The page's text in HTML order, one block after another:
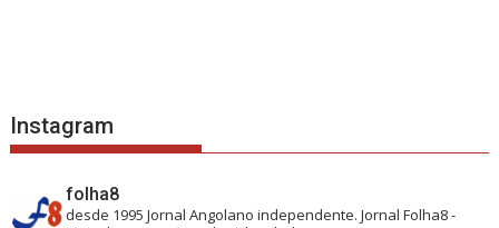
Instagram
folha8
desde 1995 Jornal Angolano independente.Jornal Folha8 -